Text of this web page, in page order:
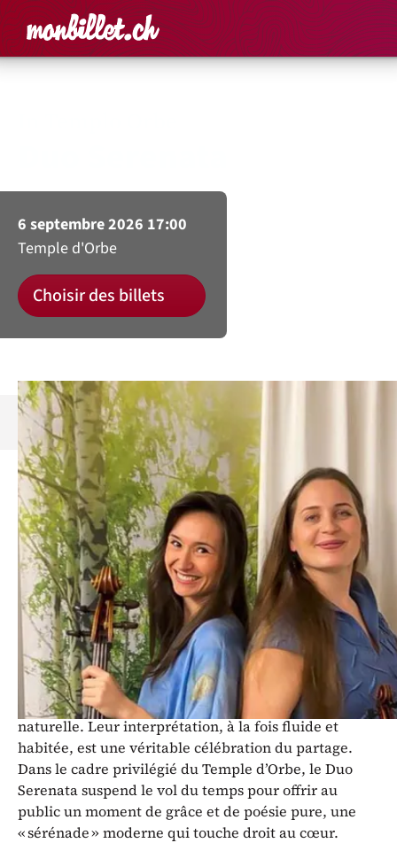
Accueil Rechercher un
Panier
6 septembre 2026 17:00
Temple d'Orbe
Choisir des billets
Découvrezla saison 2026 d'In Templo
Le Duo Serenata invite à une escale
musicale placée sous le signe de la
douceur et de la complicité.
Cet ensemble, dont le nom seul est une promesse de
voyage, excelle dans l’art de créer des atmosphères
intimes où chaque note semble une confidence.
Porté par un dialogue subtil entre leur instrument, le
duo explore un répertoire varié avec une élégance
naturelle. Leur interprétation, à la fois fluide et
habitée, est une véritable célébration du partage.
Dans le cadre privilégié du Temple d’Orbe, le Duo
Serenata suspend le vol du temps pour offrir au
public un moment de grâce et de poésie pure, une
« sérénade » moderne qui touche droit au cœur.